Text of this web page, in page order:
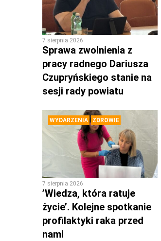
7 sierpnia 2026
Sprawa zwolnienia z
pracy radnego Dariusza
Czupryńskiego stanie na
sesji rady powiatu
WYDARZENIA ZDROWIE
7 sierpnia 2026
’Wiedza, która ratuje
życie’. Kolejne spotkanie
profilaktyki raka przed
nami